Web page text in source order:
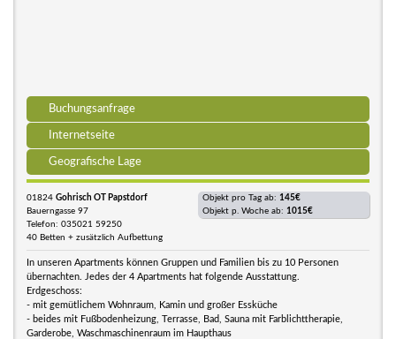
Buchungsanfrage
Internetseite
Geografische Lage
01824 Gohrisch OT Papstdorf
Bauerngasse 97
Telefon: 035021 59250
40 Betten + zusätzlich Aufbettung
Objekt pro Tag ab: 145€
Objekt p. Woche ab: 1015€
In unseren Apartments können Gruppen und Familien bis zu 10 Personen
übernachten. Jedes der 4 Apartments hat folgende Ausstattung.
Erdgeschoss:
- mit gemütlichem Wohnraum, Kamin und großer Essküche
- beides mit Fußbodenheizung, Terrasse, Bad, Sauna mit Farblichttherapie,
Garderobe, Waschmaschinenraum im Haupthaus